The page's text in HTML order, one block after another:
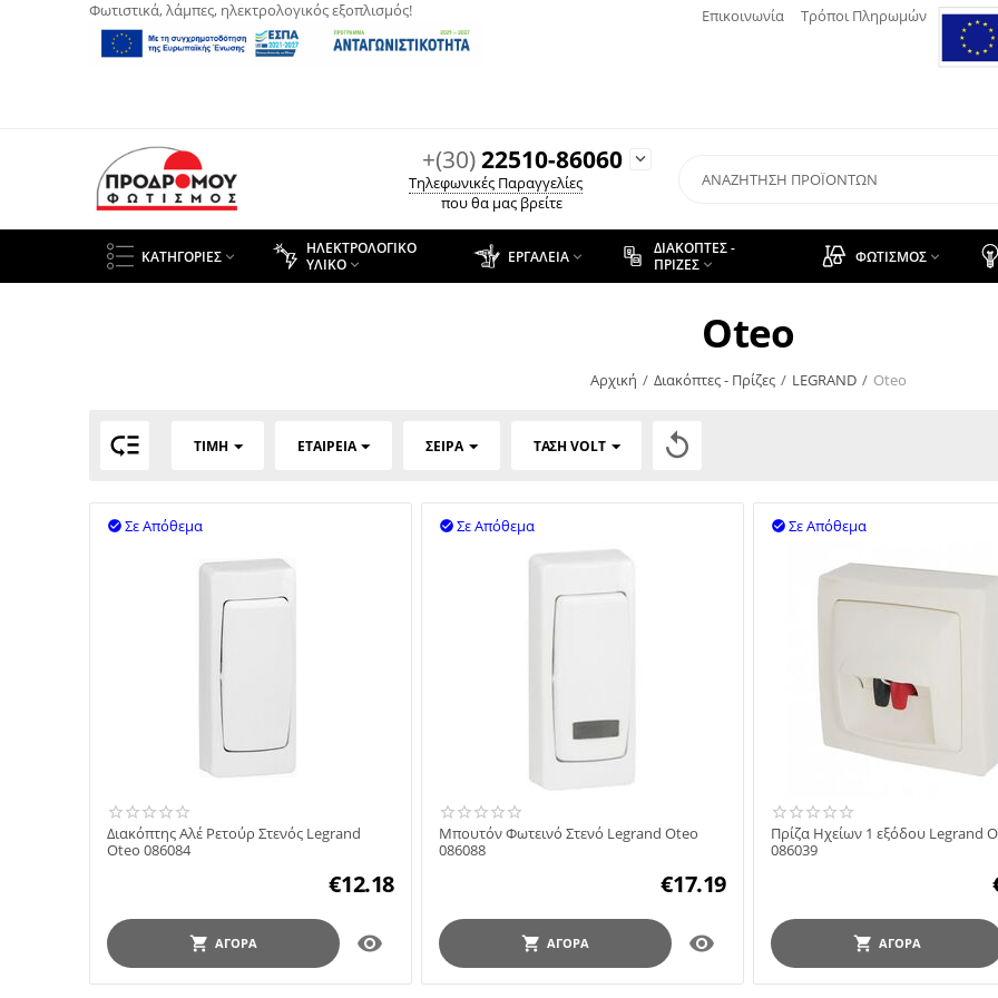
Φωτιστικά, λάμπες, ηλεκτρολογικός εξοπλισμός! Επικοινωνία Τρόποι Πληρωμών
+(30)22510-86060

Τηλεφωνικές Παραγγελίες
που θα μας βρείτε
ΚΑΤΗΓΟΡΊΕΣ 
ΗΛΕΚΤΡΟΛΟΓΙΚΌ
ΥΛΙΚΌ  ΕΡΓΑΛΕΊΑ 
ΔΙΑΚΌΠΤΕΣ -
ΠΡΊΖΕΣ  ΦΩΤΙΣΜΌΣ 
Oteo
Αρχική / Διακόπτες - Πρίζες / LEGRAND / Oteo
 ΤΙΜΉ ΕΤΑΙΡΕΊΑ ΣΕΙΡΆ ΤΆΣΗ VOLT 
Σε Απόθεμα

Διακόπτης Αλέ Ρετούρ Στενός Legrand
Oteo 086084
€12.18
ΑΓΟΡΆ 
Σε Απόθεμα

Μπουτόν Φωτεινό Στενό Legrand Oteo
086088
€17.19
ΑΓΟΡΆ 
Σε Απόθεμα

Πρίζα Ηχείων 1 εξόδου Legrand
086039
ΑΓΟΡΆ